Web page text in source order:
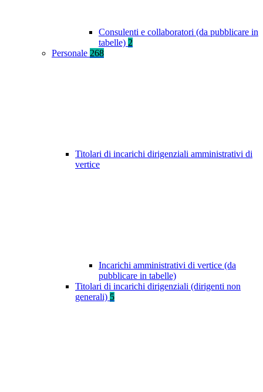
Consulenti e collaboratori (da pubblicare in
tabelle) 2
Personale 268
Titolari di incarichi dirigenziali amministrativi di
vertice
Incarichi amministrativi di vertice (da
pubblicare in tabelle)
Titolari di incarichi dirigenziali (dirigenti non
generali) 5